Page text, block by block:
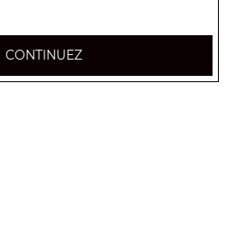
terre, tomates, oignons,
CONTINUEZ